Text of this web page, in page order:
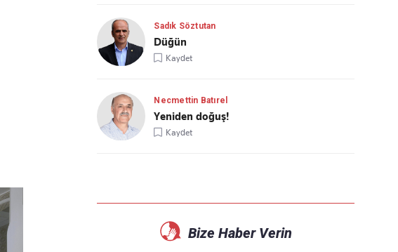
Sadık Söztutan
Düğün
Kaydet
Necmettin Batırel
Yeniden doğuş!
Kaydet
Bize Haber Verin